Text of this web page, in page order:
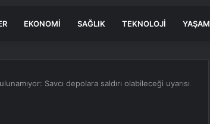
EKONOMI SAĞLIK TEKNOLOJI YAŞAM
Savcı depolara saldırı olabileceği uyarısı